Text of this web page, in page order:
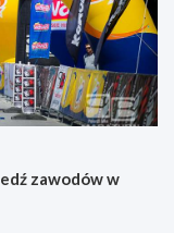
zawodów w